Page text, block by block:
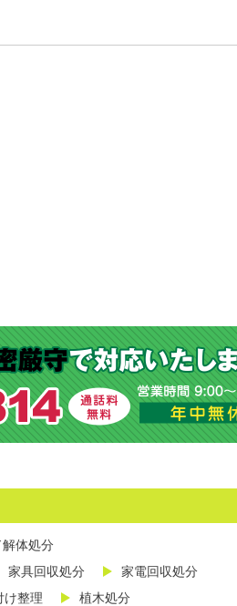
体処分
家具回収処分
家電回収処分
け整理
植木処分